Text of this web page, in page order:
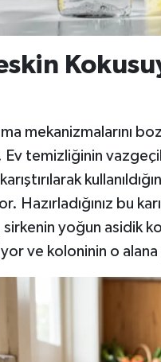
mekanizmalarını
Ev temizliğinin
Hazırladığınız bu
yoğun asidik
ve koloninin o